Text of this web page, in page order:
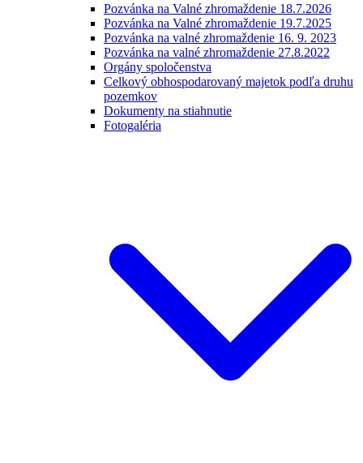
Pozvánka na Valné zhromaždenie 18.7.2026
Pozvánka na Valné zhromaždenie 19.7.2025
Pozvánka na valné zhromaždenie 16. 9. 2023
Pozvánka na valné zhromaždenie 27.8.2022
Orgány spoločenstva
Celkový obhospodarovaný majetok podľa druhu
pozemkov
Dokumenty na stiahnutie
Fotogaléria